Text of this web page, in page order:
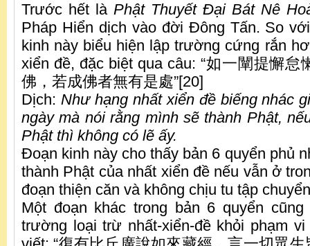
Trước hết là Phật Thuyết Đại Bát Nê
Pháp Hiển dịch vào đời Đông Tấn. So
kinh này biểu hiện lập trường cứng rắn
xiển đề, đặc biệt qua câu: “如一闡提懈
佛，若成佛者無有是處”[20]
Dịch: Như hạng nhất xiển đề biếng nhác
ngày mà nói rằng mình sẽ thành Phật,
Phật thì không có lẽ ấy.
Đoạn kinh này cho thấy bản 6 quyển phủ
thành Phật của nhất xiển đề nếu vẫn ở
đoạn thiện căn và không chịu tu tập
Một đoạn khác trong bản 6 quyển
trường loại trừ nhất-xiển-đề khỏi phạm